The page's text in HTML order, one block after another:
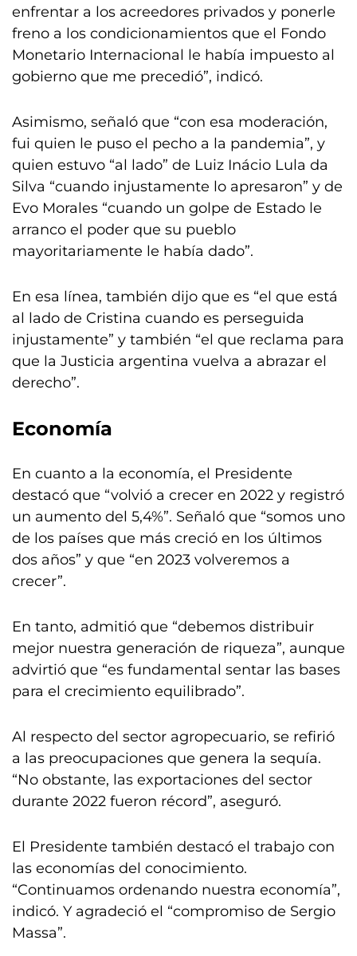
enfrentar a los acreedores privados y ponerle
freno a los condicionamientos que el Fondo
Monetario Internacional le había impuesto al
gobierno que me precedió”, indicó.
Asimismo, señaló que “con esa moderación,
fui quien le puso el pecho a la pandemia”, y
quien estuvo “al lado” de Luiz Inácio Lula da
Silva “cuando injustamente lo apresaron” y de
Evo Morales “cuando un golpe de Estado le
arranco el poder que su pueblo
mayoritariamente le había dado”.
En esa línea, también dijo que es “el que está
al lado de Cristina cuando es perseguida
injustamente” y también “el que reclama para
que la Justicia argentina vuelva a abrazar el
derecho”.
Economía
En cuanto a la economía, el Presidente
destacó que “volvió a crecer en 2022 y registró
un aumento del 5,4%”. Señaló que “somos uno
de los países que más creció en los últimos
dos años” y que “en 2023 volveremos a
crecer”.
En tanto, admitió que “debemos distribuir
mejor nuestra generación de riqueza”, aunque
advirtió que “es fundamental sentar las bases
para el crecimiento equilibrado”.
Al respecto del sector agropecuario, se refirió
a las preocupaciones que genera la sequía.
“No obstante, las exportaciones del sector
durante 2022 fueron récord”, aseguró.
El Presidente también destacó el trabajo con
las economías del conocimiento.
“Continuamos ordenando nuestra economía”,
indicó. Y agradeció el “compromiso de Sergio
Massa”.